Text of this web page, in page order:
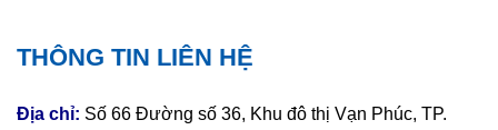
THÔNG TIN LIÊN HỆ
Địa chỉ: Số 66 Đường số 36, Khu đô thị Vạn Phúc, TP.